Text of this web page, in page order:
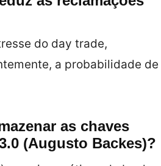
do day trade,
a probabilidade de
as chaves
(Augusto Backes)?